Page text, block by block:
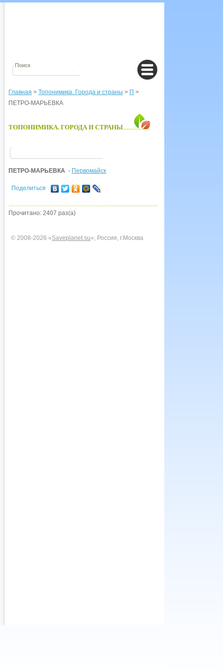
Главная > Топонимика. Города и страны > П >
ПЕТРО-МАРЬЕВКА
ТОПОНИМИКА. ГОРОДА И СТРАНЫ
ПЕТРО-МАРЬЕВКА - Первомайск
Поделиться
Прочитано: 2407 раз(а)
© 2008-2026 «Saveplanet.su», Россия, г.Москва